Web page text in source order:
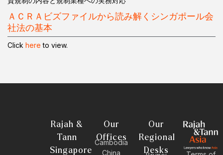
ＡＣＲＡビズファイルから読み解くシンガポール会
社法の基本
Click here to view.
Rajah &
Tann
Singapore
Our
Offices
Cambodia
China
Our
Regional
Desks